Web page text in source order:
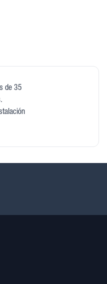
de 35